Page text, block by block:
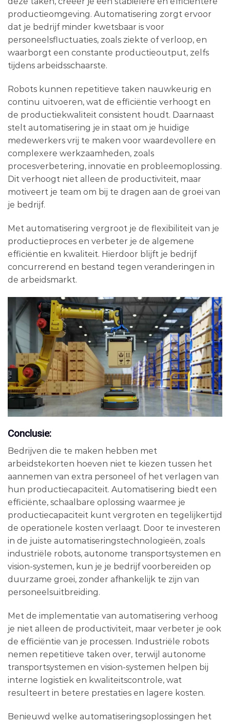
productieomgeving. Automatisering zorgt ervoor
dat je bedrijf minder kwetsbaar is voor
personeelsfluctuaties, zoals ziekte of verloop, en
waarborgt een constante productieoutput, zelfs
tijdens arbeidsschaarste.
Robots kunnen repetitieve taken nauwkeurig en
continu uitvoeren, wat de efficiëntie verhoogt en
de productiekwaliteit consistent houdt. Daarnaast
stelt automatisering je in staat om je huidige
medewerkers vrij te maken voor waardevollere en
complexere werkzaamheden, zoals
procesverbetering, innovatie en probleemoplossing.
Dit verhoogt niet alleen de productiviteit, maar
motiveert je team om bij te dragen aan de groei van
je bedrijf.
Met automatisering vergroot je de flexibiliteit van je
productieproces en verbeter je de algemene
efficiëntie en kwaliteit. Hierdoor blijft je bedrijf
concurrerend en bestand tegen veranderingen in
de arbeidsmarkt.
Conclusie:
Bedrijven die te maken hebben met
arbeidstekorten hoeven niet te kiezen tussen het
aannemen van extra personeel of het verlagen van
hun productiecapaciteit. Automatisering biedt een
efficiënte, schaalbare oplossing waarmee je
productiecapaciteit kunt vergroten en tegelijkertijd
de operationele kosten verlaagt. Door te investeren
in de juiste automatiseringstechnologieën, zoals
industriële robots, autonome transportsystemen en
vision-systemen, kun je je bedrijf voorbereiden op
duurzame groei, zonder afhankelijk te zijn van
personeelsuitbreiding.
Met de implementatie van automatisering verhoog
je niet alleen de productiviteit, maar verbeter je ook
de efficiëntie van je processen. Industriële robots
nemen repetitieve taken over, terwijl autonome
transportsystemen en vision-systemen helpen bij
interne logistiek en kwaliteitscontrole, wat
resulteert in betere prestaties en lagere kosten.
Benieuwd welke automatiseringsoplossingen het